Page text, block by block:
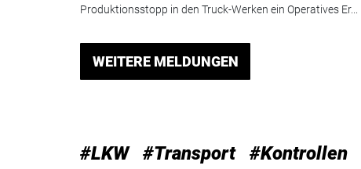
Produktionsstopp in den Truck-Werken ein Operatives Er...
WEITERE MELDUNGEN
#LKW #Transport #Kontrollen